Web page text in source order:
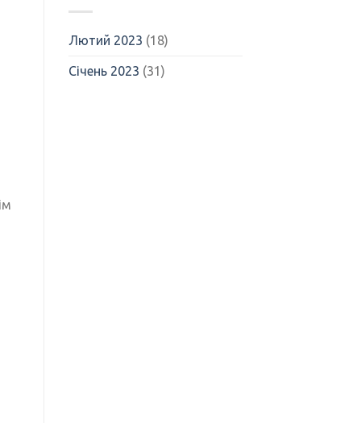
Лютий 2023 (18)
Січень 2023 (31)